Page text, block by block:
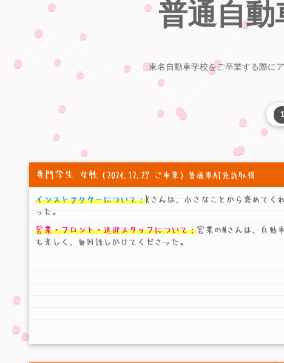
普通自動
東名自動車学校をご卒業する際に
1
専門学生 女性 （2024.12.27 ご卒業）普通車AT免許取得
インストラクターについて：Kさんは、小さなことから褒めてく
った。
営業・フロント・送迎スタッフについて：営業のMさんは、自動
も楽しく、毎回話しかけてくださった。